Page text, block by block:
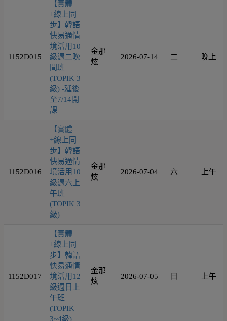
1152D015
【實體
+線上同
步】韓語
快易通情
境活用10
級週二晚
間班
(TOPIK 3
級) -延後
至7/14開
課
金那
炫
2026-07-14 二 晚上
1152D016
【實體
+線上同
步】韓語
快易通情
境活用10
級週六上
午班
(TOPIK 3
級)
金那
炫
2026-07-04 六 上午
1152D017
【實體
+線上同
步】韓語
快易通情
境活用12
級週日上
午班
(TOPIK
3~4級)
金那
炫
2026-07-05 日 上午